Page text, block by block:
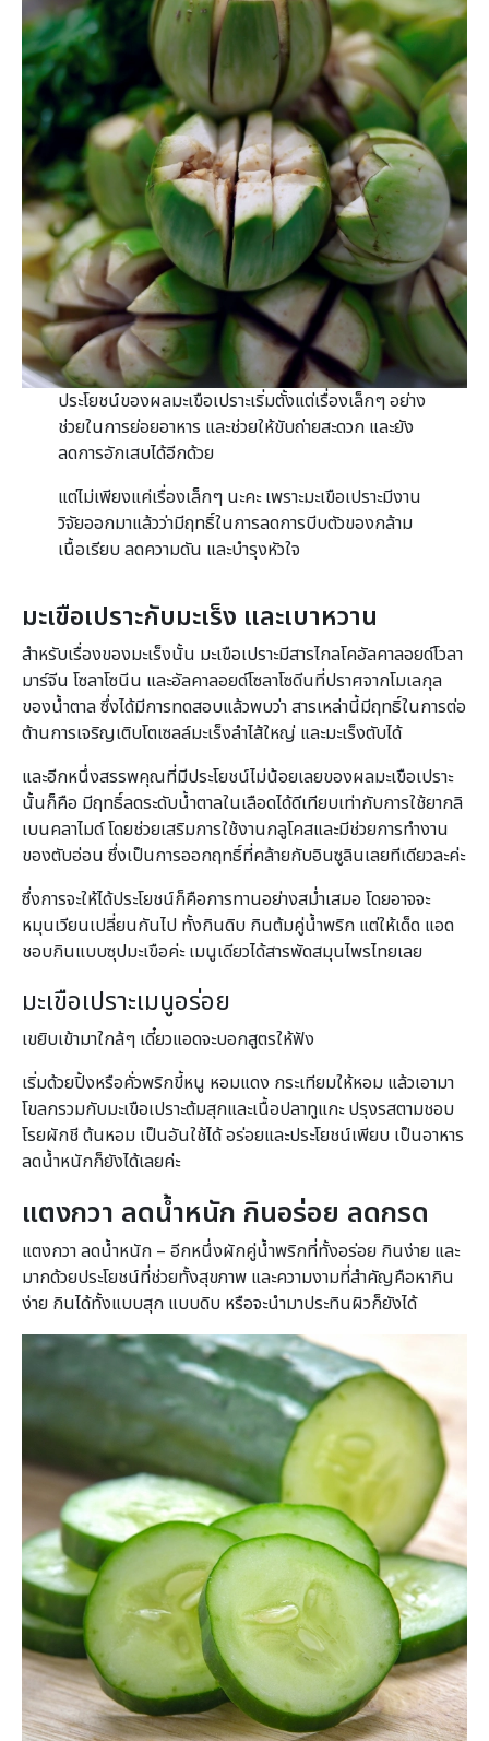
ประโยชน์ของผลมะเขือเปราะเริ่มตั้งแต่เรื่องเล็กๆ อย่าง
ช่วยในการย่อยอาหาร และช่วยให้ขับถ่ายสะดวก และยัง
ลดการอักเสบได้อีกด้วย
แต่ไม่เพียงแค่เรื่องเล็กๆ นะคะ เพราะมะเขือเปราะมีงาน
วิจัยออกมาแล้วว่ามีฤทธิ์ในการลดการบีบตัวของกล้าม
เนื้อเรียบ ลดความดัน และบำรุงหัวใจ
มะเขือเปราะกับมะเร็ง และเบาหวาน
สำหรับเรื่องของมะเร็งนั้น มะเขือเปราะมีสารไกลโคอัลคาลอยด์โวลา
มาร์จีน โซลาโซนีน และอัลคาลอยด์โซลาโซดีนที่ปราศจากโมเลกุล
ของน้ำตาล ซึ่งได้มีการทดสอบแล้วพบว่า สารเหล่านี้มีฤทธิ์ในการต่อ
ต้านการเจริญเติบโตเซลล์มะเร็งลำไส้ใหญ่ และมะเร็งตับได้
และอีกหนึ่งสรรพคุณที่มีประโยชน์ไม่น้อยเลยของผลมะเขือเปราะ
นั้นก็คือ มีฤทธิ์ลดระดับน้ำตาลในเลือดได้ดีเทียบเท่ากับการใช้ยากลิ
เบนคลาไมด์ โดยช่วยเสริมการใช้งานกลูโคสและมีช่วยการทำงาน
ของตับอ่อน ซึ่งเป็นการออกฤทธิ์ที่คล้ายกับอินซูลินเลยทีเดียวละค่ะ
ซึ่งการจะให้ได้ประโยชน์ก็คือการทานอย่างสม่ำเสมอ โดยอาจจะ
หมุนเวียนเปลี่ยนกันไป ทั้งกินดิบ กินต้มคู่น้ำพริก แต่ให้เด็ด แอด
ชอบกินแบบซุปมะเขือค่ะ เมนูเดียวได้สารพัดสมุนไพรไทยเลย
มะเขือเปราะเมนูอร่อย
เขยิบเข้ามาใกล้ๆ เดี๋ยวแอดจะบอกสูตรให้ฟัง
เริ่มด้วยปิ้งหรือคั่วพริกขี้หนู หอมแดง กระเทียมให้หอม แล้วเอามา
โขลกรวมกับมะเขือเปราะต้มสุกและเนื้อปลาทูแกะ ปรุงรสตามชอบ
โรยผักชี ต้นหอม เป็นอันใช้ได้ อร่อยและประโยชน์เพียบ เป็นอาหาร
ลดน้ำหนักก็ยังได้เลยค่ะ
แตงกวา ลดน้ำหนัก กินอร่อย ลดกรด
แตงกวา ลดน้ำหนัก – อีกหนึ่งผักคู่น้ำพริกที่ทั้งอร่อย กินง่าย และ
มากด้วยประโยชน์ที่ช่วยทั้งสุขภาพ และความงามที่สำคัญคือหากิน
ง่าย กินได้ทั้งแบบสุก แบบดิบ หรือจะนำมาประทินผิวก็ยังได้